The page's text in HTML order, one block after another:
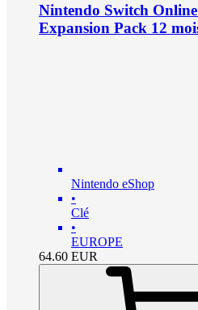
Nintendo Switch
Expansion Pack 12
Nintendo eShop
•
Clé
•
EUROPE
64.60 EUR